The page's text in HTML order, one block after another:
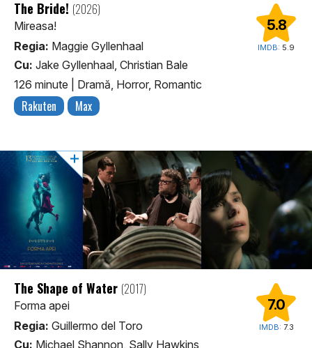
5.8
IMDB: 5.9
The Bride! (2026)
Mireasa!
Regia: Maggie Gyllenhaal
Cu: Jake Gyllenhaal, Christian Bale
126 minute
Dramă, Horror, Romantic
Rakuten Max
7.0
IMDB: 7.3
The Shape of Water (2017)
Forma apei
Regia: Guillermo del Toro
Cu: Michael Shannon, Sally Hawkins